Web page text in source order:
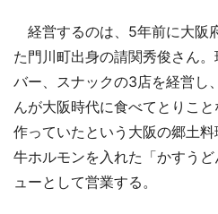
経営するのは、5年前に大阪
た門川町出身の請関秀俊さん
バー、スナックの3店を経営し
んが大阪時代に食べてとりこ
作っていたという大阪の郷土
牛ホルモンを入れた「かすう
ューとして営業する。